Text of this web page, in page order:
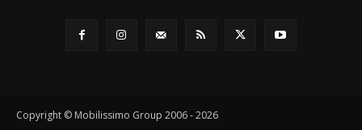
Copyright © Mobilissimo Group 2006 - 2026